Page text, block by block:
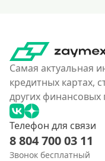
Самая актуальная
кредитных картах,
других финансовых
Телефон для связи
8 804 700 03 11
Звонок бесплатный